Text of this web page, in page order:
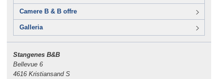
Camere B & B offre
Galleria
Stangenes B&B
Bellevue 6
4616 Kristiansand S